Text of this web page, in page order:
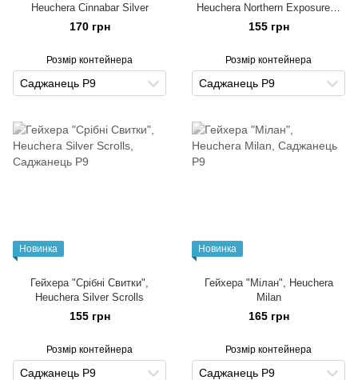
Heuchera Cinnabar Silver
170 грн
Розмір контейнера
Саджанець Р9
Heuchera Northern Exposure™
Silver срібляста сонцестійка
155 грн
Розмір контейнера
Саджанець Р9
Новинка
Гейхера "Срібні Свитки",
Heuchera Silver Scrolls
155 грн
Розмір контейнера
Саджанець Р9
Новинка
Гейхера "Мілан", Heuchera
Milan
165 грн
Розмір контейнера
Саджанець Р9